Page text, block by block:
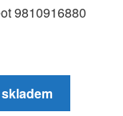
9810916880